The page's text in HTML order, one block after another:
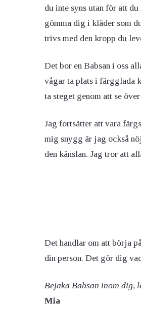
du inte syns utan för att
gömma dig i kläder som
trivs med den kropp du
Det bor en Babsan i oss
vågar ta plats i färgglada
ta steget genom att se
Jag fortsätter att vara
mig snygg är jag också
den känslan. Jag tror att
Det handlar om att börja
din person. Det gör dig
Bejaka Babsan inom dig,
Mia